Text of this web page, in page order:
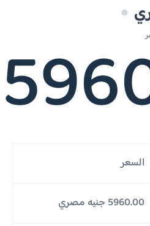
السعر
5960.00 جنيه مصري